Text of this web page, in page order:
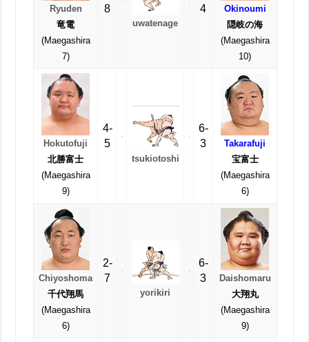
Ryuden
竜電
(Maegashira
7)
8
uwatenage
4
Okinoumi
隠岐の海
(Maegashira
10)
Hokutofuji
北勝富士
(Maegashira
9)
4-
5
tsukiotoshi
6-
3
Takarafuji
宝富士
(Maegashira
6)
Chiyoshoma
千代翔馬
(Maegashira
6)
2-
7
yorikiri
6-
3
Daishomaru
大翔丸
(Maegashira
9)